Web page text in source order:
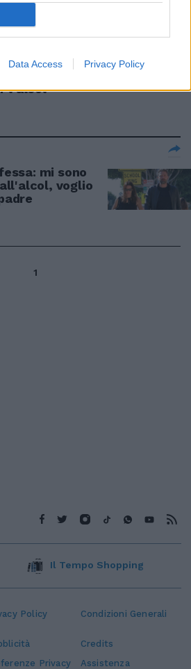
Data Access Privacy Policy
l’alcol
mi sono
voglio
1
Policy Condizioni Generali
Credits
Privacy Assistenza
Il Tempo Shopping